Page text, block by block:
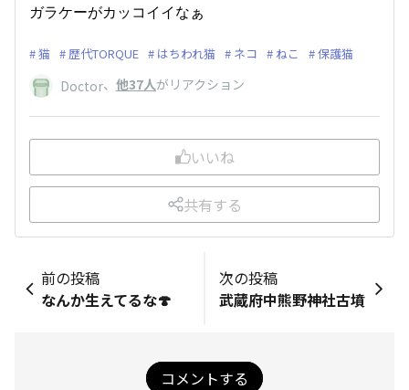
ガラケーがカッコイイなぁ
猫 歴代TORQUE はちわれ猫 ネコ ねこ 保護猫
Doctor、 他37人がリアクション
いいね
共有する
前の投稿
なんか生えてるな🍄
次の投稿
武蔵府中熊野神社古墳
コメントする